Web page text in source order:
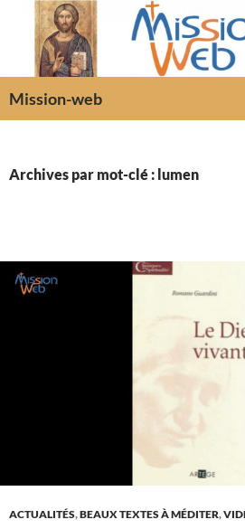
Mission-web
Archives par mot-clé : lumen
ACTUALITÉS,BEAUX TEXTES À MÉDITER,